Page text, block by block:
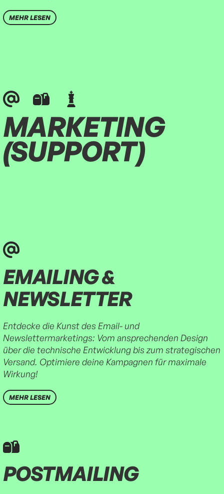
MEHR LESEN
MARKETING
(SUPPORT)
EMAILING &
NEWSLETTER
Entdecke die Kunst des Email- und
Newslettermarketings: Vom ansprechenden Design
über die technische Entwicklung bis zum strategischen
Versand. Optimiere deine Kampagnen für maximale
Wirkung!
MEHR LESEN
POSTMAILING